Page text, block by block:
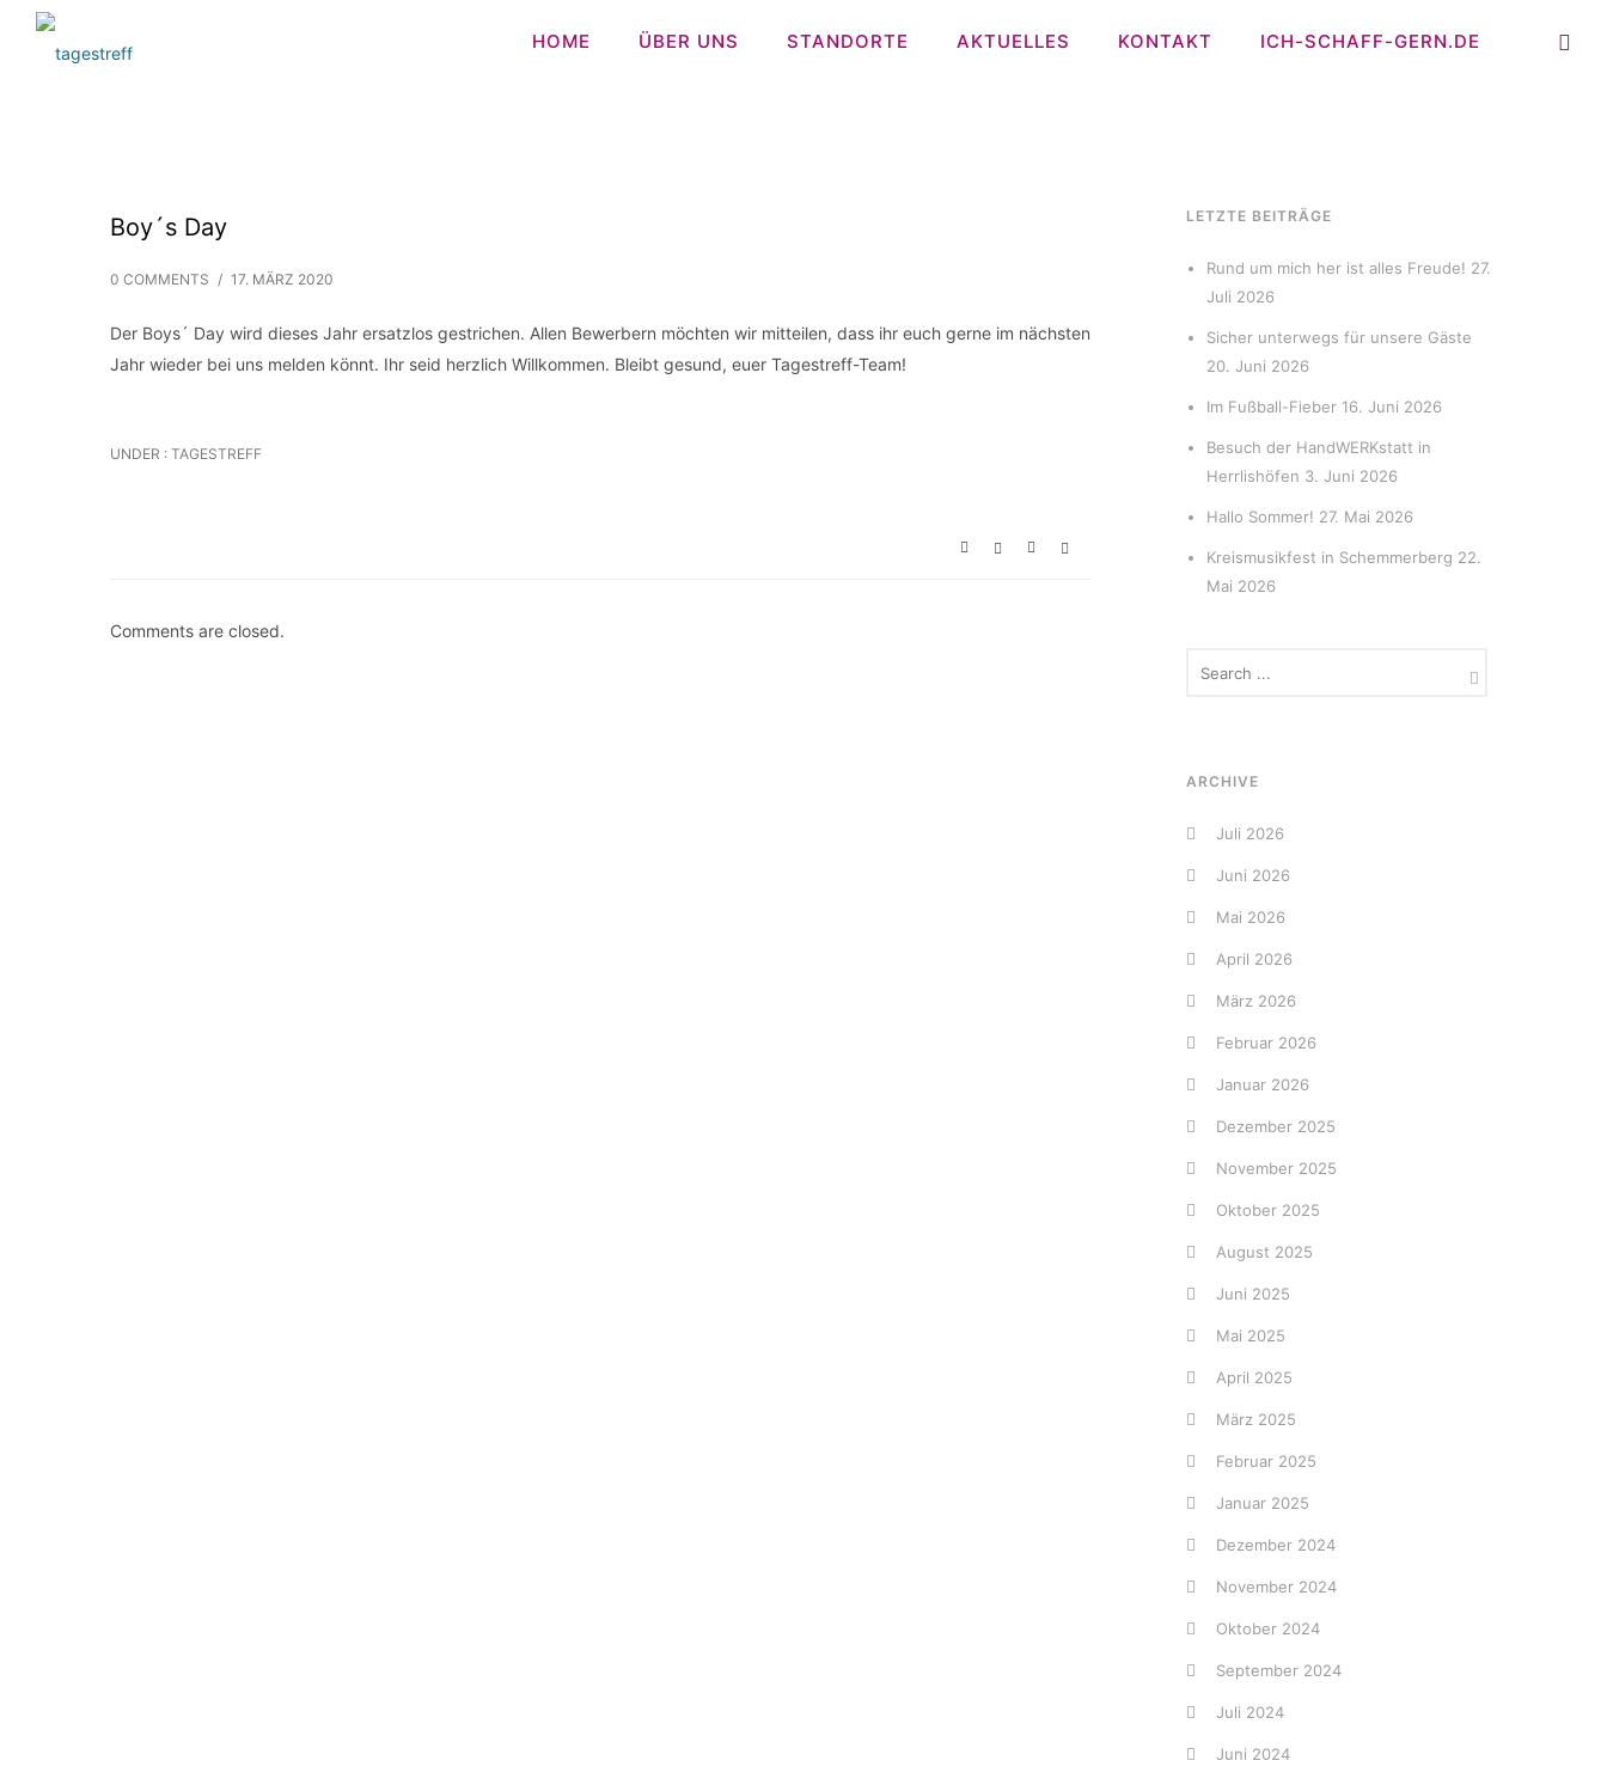
HOME ÜBER UNS STANDORTE AKTUELLES KONTAKT ICH-SCHAFF-GERN.DE
Boy´s Day
0 COMMENTS / 17. MÄRZ 2020
Der Boys´ Day wird dieses Jahr ersatzlos gestrichen. Allen Bewerbern möchten wir mitteilen, dass ihr euch gerne im nächsten
Jahr wieder bei uns melden könnt. Ihr seid herzlich Willkommen. Bleibt gesund, euer Tagestreff-Team!
UNDER : TAGESTREFF
Comments are closed.
LETZTE BEITRÄGE
Rund um mich her ist alles Freude! 27.
Juli 2026
Sicher unterwegs für unsere Gäste
20. Juni 2026
Im Fußball-Fieber 16. Juni 2026
Besuch der HandWERKstatt in
Herrlishöfen 3. Juni 2026
Hallo Sommer! 27. Mai 2026
Kreismusikfest in Schemmerberg 22.
Mai 2026
ARCHIVE
Juli 2026
Juni 2026
Mai 2026
April 2026
März 2026
Februar 2026
Januar 2026
Dezember 2025
November 2025
Oktober 2025
August 2025
Juni 2025
Mai 2025
April 2025
März 2025
Februar 2025
Januar 2025
Dezember 2024
November 2024
Oktober 2024
September 2024
Juli 2024
Juni 2024